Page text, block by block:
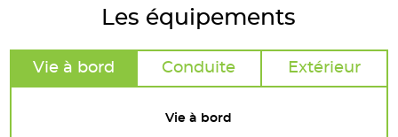
Les équipements
Vie à bord Conduite Extérieur
Vie à bord